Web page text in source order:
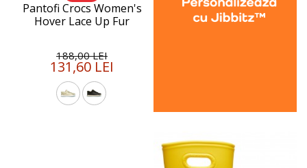
Pantofi Crocs Women's
Hover Lace Up Fur
188,00 LEI
131,60 LEI